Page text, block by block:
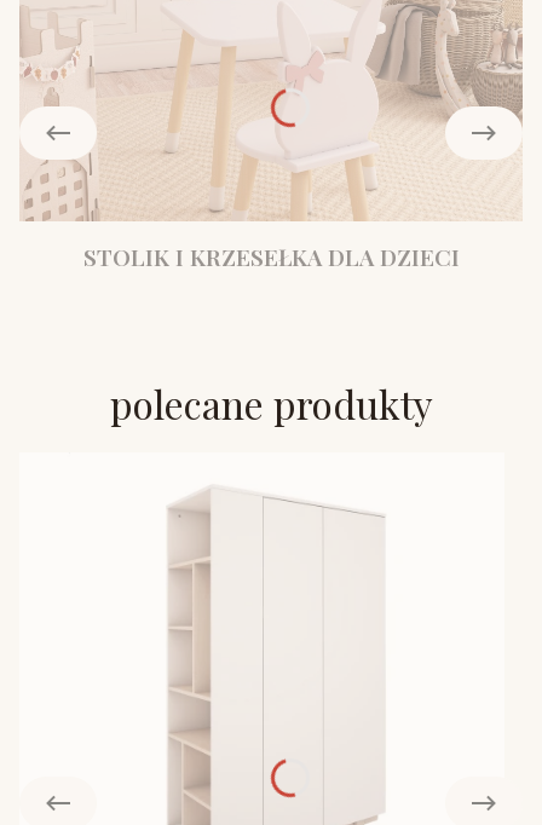
STOLIK I KRZESEŁKA DLA DZIECI
polecane produkty